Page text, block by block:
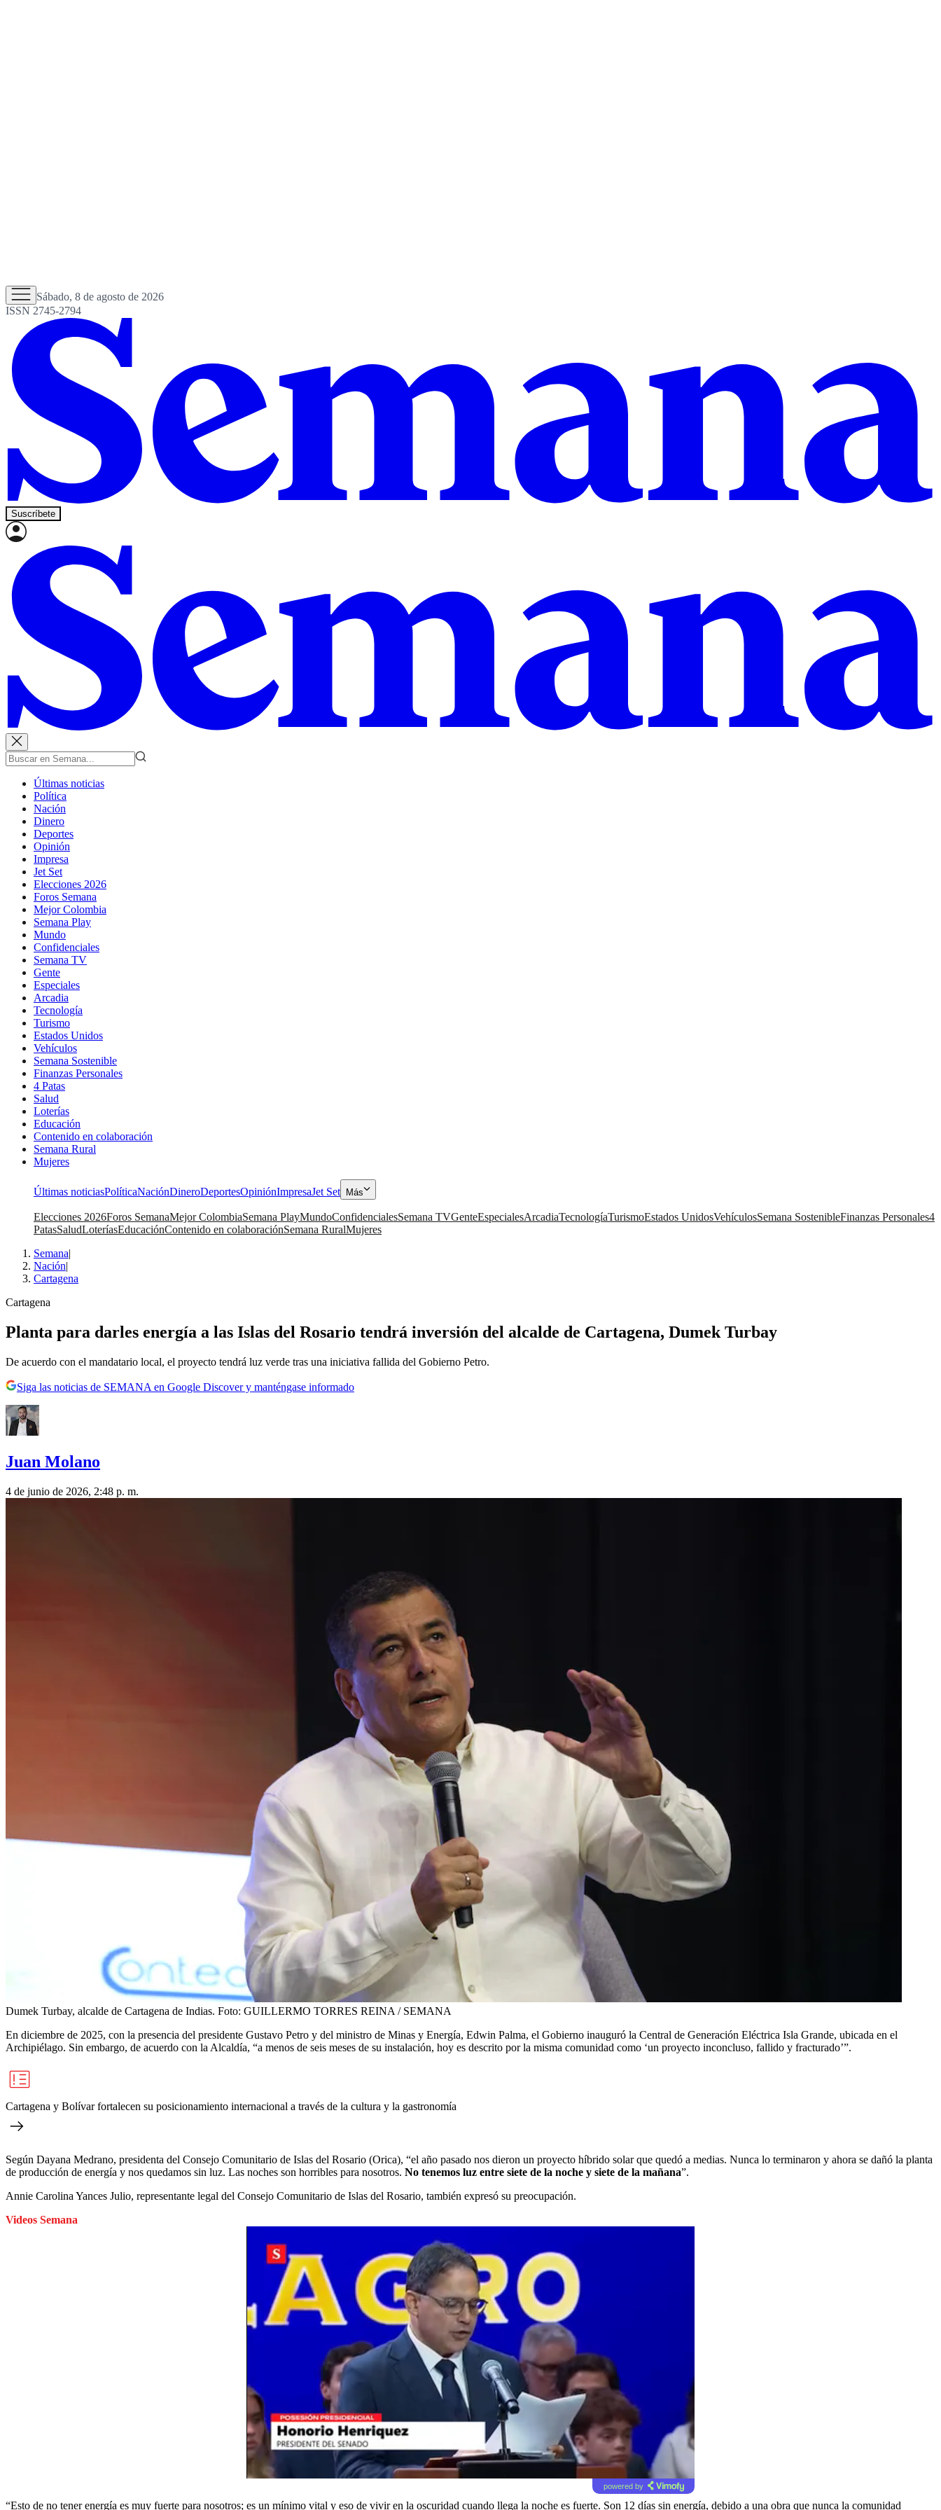
Sábado, 8 de agosto de 2026
ISSN 2745-2794
Suscríbete
Últimas noticias
Política
Nación
Dinero
Deportes
Opinión
Impresa
Jet Set
Elecciones 2026
Foros Semana
Mejor Colombia
Semana Play
Mundo
Confidenciales
Semana TV
Gente
Especiales
Arcadia
Tecnología
Turismo
Estados Unidos
Vehículos
Semana Sostenible
Finanzas Personales
4 Patas
Salud
Loterías
Educación
Contenido en colaboración
Semana Rural
Mujeres
Últimas noticiasPolíticaNaciónDineroDeportesOpiniónImpresaJet Set Más
Elecciones 2026Foros SemanaMejor ColombiaSemana PlayMundoConfidencialesSemana TVGenteEspecialesArcadiaTecnologíaTurismoEstados UnidosVehículosSemana SostenibleFinanzas Personales4
PatasSaludLoteríasEducaciónContenido en colaboraciónSemana RuralMujeres
Semana|
Nación|
Cartagena
Cartagena
Planta para darles energía a las Islas del Rosario tendrá inversión del alcalde de Cartagena, Dumek Turbay
De acuerdo con el mandatario local, el proyecto tendrá luz verde tras una iniciativa fallida del Gobierno Petro.
Siga las noticias de SEMANA en Google Discover y manténgase informado
Juan Molano
4 de junio de 2026, 2:48 p. m.
Dumek Turbay, alcalde de Cartagena de Indias. Foto: GUILLERMO TORRES REINA / SEMANA
En diciembre de 2025, con la presencia del presidente Gustavo Petro y del ministro de Minas y Energía, Edwin Palma, el Gobierno inauguró la Central de Generación Eléctrica Isla Grande, ubicada en el
Archipiélago. Sin embargo, de acuerdo con la Alcaldía, “a menos de seis meses de su instalación, hoy es descrito por la misma comunidad como ‘un proyecto inconcluso, fallido y fracturado’”.
Cartagena y Bolívar fortalecen su posicionamiento internacional a través de la cultura y la gastronomía
Según Dayana Medrano, presidenta del Consejo Comunitario de Islas del Rosario (Orica), “el año pasado nos dieron un proyecto híbrido solar que quedó a medias. Nunca lo terminaron y ahora se dañó la planta
de producción de energía y nos quedamos sin luz. Las noches son horribles para nosotros. No tenemos luz entre siete de la noche y siete de la mañana”.
Annie Carolina Yances Julio, representante legal del Consejo Comunitario de Islas del Rosario, también expresó su preocupación.
Videos Semana
powered by
“Esto de no tener energía es muy fuerte para nosotros; es un mínimo vital y eso de vivir en la oscuridad cuando llega la noche es fuerte. Son 12 días sin energía, debido a una obra que nunca la comunidad